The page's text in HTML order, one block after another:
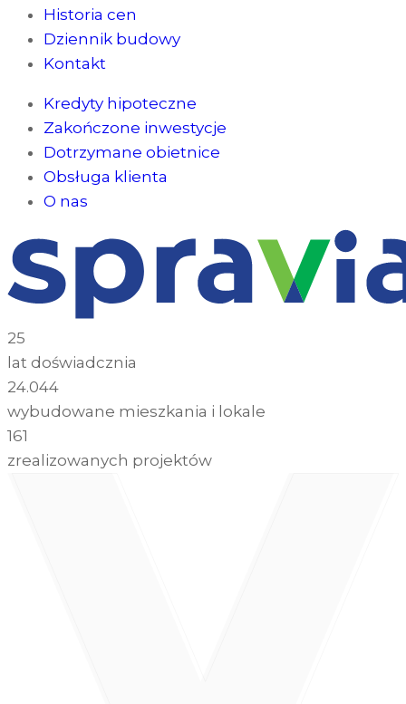
Historia cen
Dziennik budowy
Kontakt
Kredyty hipoteczne
Zakończone inwestycje
Dotrzymane obietnice
Obsługa klienta
O nas
25
lat doświadcznia
24.044
wybudowane mieszkania i lokale
161
zrealizowanych projektów